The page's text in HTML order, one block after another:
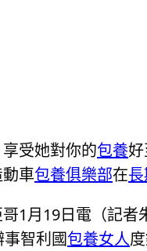
受她對你的包養
車包養俱樂部在
1月19日電（記
智利國包養女人